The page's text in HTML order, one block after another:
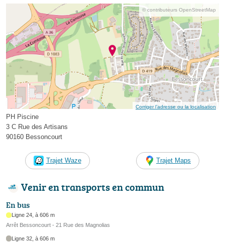
© contributeurs OpenStreetMap
Corriger l’adresse ou la localisation
PH Piscine
3 C Rue des Artisans
90160 Bessoncourt
Trajet Waze Trajet Maps
Venir en transports en commun
En bus
Ligne 24, à 606 m
Arrêt Bessoncourt - 21 Rue des Magnolias
Ligne 32, à 606 m